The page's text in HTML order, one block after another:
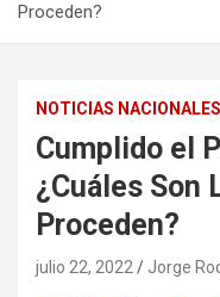
Proceden?
NOTICIAS NACIONALES
Cumplido el
¿Cuáles Son
Proceden?
julio 22, 2022 Jorge